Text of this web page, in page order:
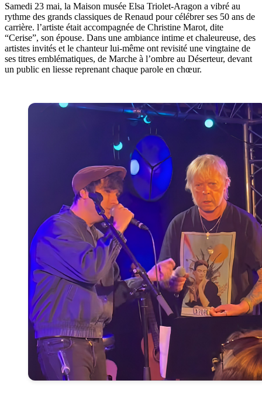
Samedi 23 mai, la Maison musée Elsa Triolet-Aragon a vibré au
rythme des grands classiques de Renaud pour célébrer ses 50 ans de
carrière. l’artiste était accompagnée de Christine Marot, dite
“Cerise”, son épouse. Dans une ambiance intime et chaleureuse, des
artistes invités et le chanteur lui-même ont revisité une vingtaine de
ses titres emblématiques, de Marche à l’ombre au Déserteur, devant
un public en liesse reprenant chaque parole en chœur.